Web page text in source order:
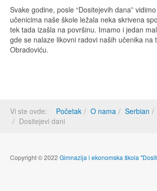
Svake godine, posle “Dositejevih dana”
učenicima naše škole ležala neka skrivena
tek tada izašla na površinu. Imamo i jedan
gde se nalaze likovni radovi naših učenika na
Obradoviću.
Vi ste ovde: Početak O nama Serbian
Dositejevi dani
Copyright © 2022 Gimnazija i ekonomska škola